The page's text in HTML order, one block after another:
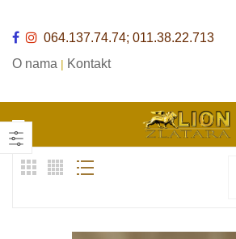
064.137.74.74; 011.38.22.713
O nama | Kontakt